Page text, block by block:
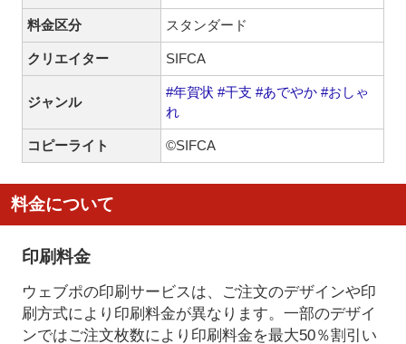
料金区分 スタンダード
クリエイター SIFCA
ジャンル
#年賀状 #干支 #あでやか #おしゃ
れ
コピーライト ©SIFCA
料金について
印刷料金
ウェブポの印刷サービスは、ご注文のデザインや印
刷方式により印刷料金が異なります。一部のデザイ
ンではご注文枚数により印刷料金を最大50％割引い